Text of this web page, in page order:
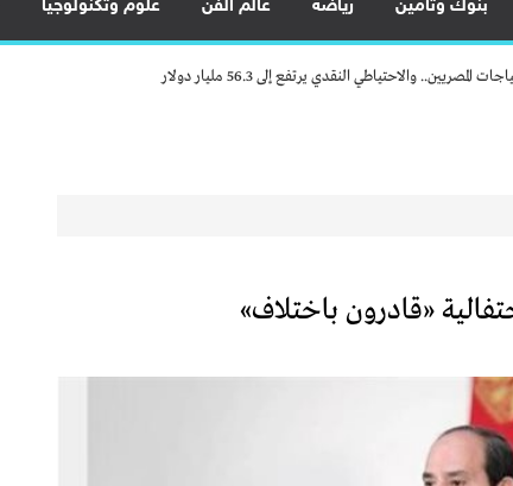
بنوك وتأمين رياضة عالم الفن علوم وتكنولوجيا
السيارات بالكامل وزيادة المكون المحلي
ريادة الأعمال وزيادة الصادرات
والاحتياطي النقدي يرتفع إلى 56.3 مليار دولار
مصر كمركز إقليمي للنقل واللوجستيات
العديد من العروض المجانية دعمًا للشمول المالي تحت رعاية البنك المركزي المصري
ريادة الأعمال وزيادة الصادرات
والاحتياطي النقدي يرتفع إلى 56.3 مليار دولار
النادرة لتعظيم العوائد الاقتصادية من الخامات النووية
«قادرون باختلاف»